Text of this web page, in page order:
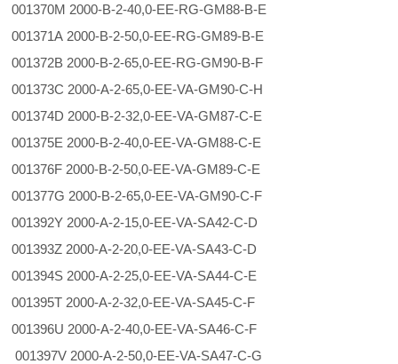
001370M 2000-B-2-40,0-EE-RG-GM88-B-E
001371A 2000-B-2-50,0-EE-RG-GM89-B-E
001372B 2000-B-2-65,0-EE-RG-GM90-B-F
001373C 2000-A-2-65,0-EE-VA-GM90-C-H
001374D 2000-B-2-32,0-EE-VA-GM87-C-E
001375E 2000-B-2-40,0-EE-VA-GM88-C-E
001376F 2000-B-2-50,0-EE-VA-GM89-C-E
001377G 2000-B-2-65,0-EE-VA-GM90-C-F
001392Y 2000-A-2-15,0-EE-VA-SA42-C-D
001393Z 2000-A-2-20,0-EE-VA-SA43-C-D
001394S 2000-A-2-25,0-EE-VA-SA44-C-E
001395T 2000-A-2-32,0-EE-VA-SA45-C-F
001396U 2000-A-2-40,0-EE-VA-SA46-C-F
001397V 2000-A-2-50,0-EE-VA-SA47-C-G